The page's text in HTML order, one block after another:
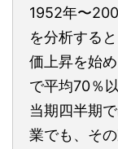
1952年〜
を分析する
価上昇を始
で平均70％
当期四半期
業でも、そ